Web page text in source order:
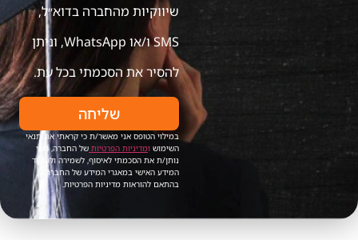
שיווקיות מהחברה בדוא״ל,
SMS ו/או WhatsApp, וניתן
להסיר את הסכמתי בכל עת.
שליחה
במילוי הטופס אני מאשר/ת כי קראתי את תנאי
השימוש ומדיניות הפרטיות של החברה, ואני
נותן/ת את הסכמתי לאיסוף, לשמירה ולעיבוד
המידע האישי במאגרי המידע של החברה
בהתאם להוראות מדיניות הפרטיות.